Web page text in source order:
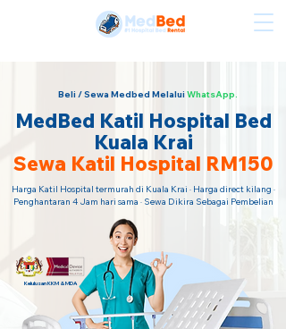
Beli / Sewa Medbed MelaluiWhatsApp.
MedBed Katil Hospital Bed
Kuala Krai
Sewa Katil Hospital RM150
Harga Katil Hospital termurah di Kuala Krai · Harga direct kilang ·
Penghantaran 4 Jam hari sama · Sewa Dikira Sebagai Pembelian
Kelulusan KKM & MDA